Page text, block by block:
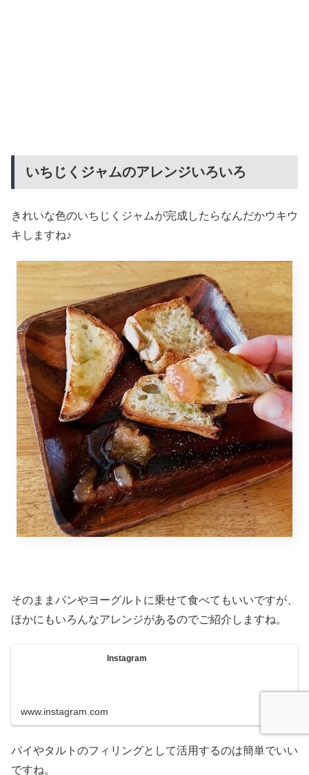
いちじくジャムのアレンジいろいろ
きれいな色のいちじくジャムが完成したらなんだかウキウ
キしますね♪
そのままパンやヨーグルトに乗せて食べてもいいですが、
ほかにもいろんなアレンジがあるのでご紹介しますね。
Instagram
www.instagram.com
パイやタルトのフィリングとして活用するのは簡単でいい
ですね。